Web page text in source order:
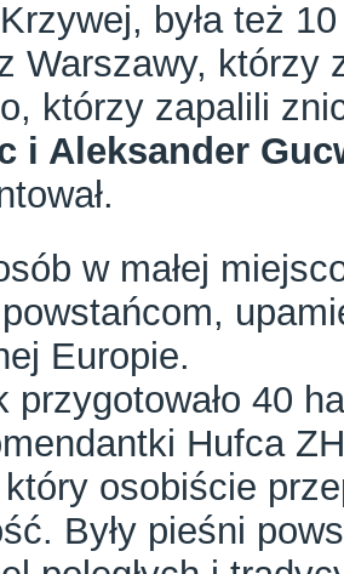
była też
Warszawy, którzy
którzy zapalili
i Aleksander
w małej
powstańcom,
Europie.
przygotowało 40
Hufca
który osobiście
Były pieśni